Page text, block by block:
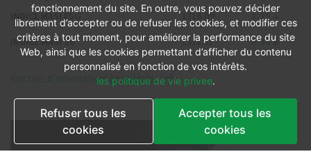
INDICE MASI ESG 1316.09 1.25
INDICE MASI 20 1318.51 0.94
Voir plus d’informations boursières
fonctionnement du site. En outre, vous pouvez décider
librement d’accepter ou de refuser les cookies, et modifier ces
critères à tout moment, pour améliorer la performance du site
Web, ainsi que les cookies permettant d’afficher du contenu
personnalisé en fonction de vos intérêts.
les politique de vie privee.
Refuser tous les
cookies
Accepter tous les
cookies